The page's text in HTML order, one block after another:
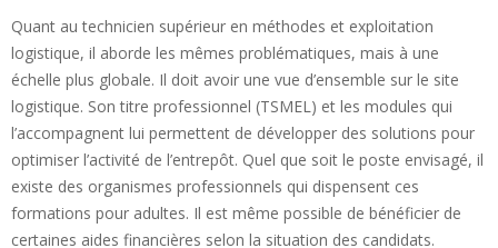
Quant au technicien supérieur en méthodes et exploitation
logistique, il aborde les mêmes problématiques, mais à une
échelle plus globale. Il doit avoir une vue d’ensemble sur le site
logistique. Son titre professionnel (TSMEL) et les modules qui
l’accompagnent lui permettent de développer des solutions pour
optimiser l’activité de l’entrepôt. Quel que soit le poste envisagé, il
existe des organismes professionnels qui dispensent ces
formations pour adultes. Il est même possible de bénéficier de
certaines aides financières selon la situation des candidats.